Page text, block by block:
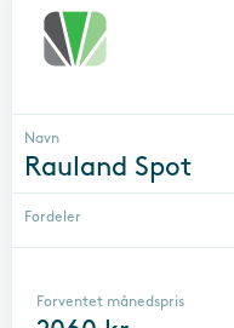
Navn
Rauland Spot
Fordeler
Forventet månedspris